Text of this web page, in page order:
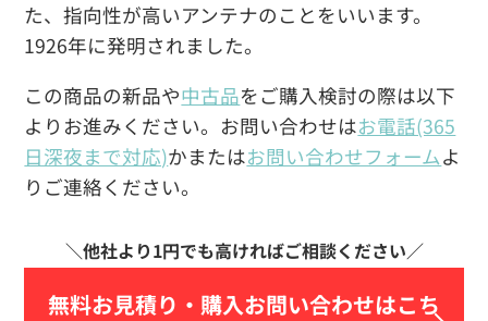
た、指向性が高いアンテナのことをいいます。
1926年に発明されました。
この商品の新品や中古品をご購入検討の際は以下
よりお進みください。お問い合わせはお電話(365
日深夜まで対応)かまたはお問い合わせフォームよ
りご連絡ください。
無料お見積り・ 購入お問い合わせはこち